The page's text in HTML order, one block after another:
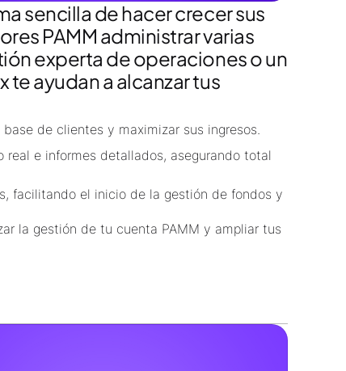
sencilla de hacer crecer sus
PAMM administrar varias
experta de operaciones o un
te ayudan a alcanzar tus
de clientes y maximizar sus ingresos.
e informes detallados, asegurando total
facilitando el inicio de la gestión de fondos y
la gestión de tu cuenta PAMM y ampliar tus